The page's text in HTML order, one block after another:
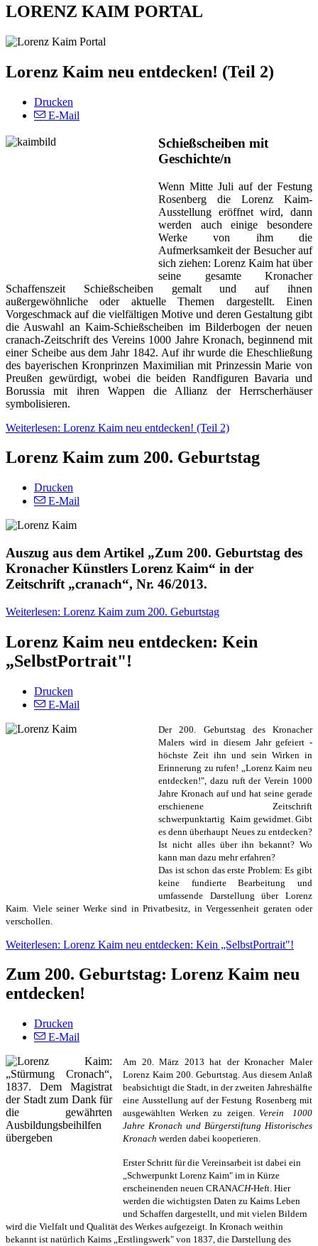
LORENZ KAIM PORTAL
Lorenz Kaim neu entdecken! (Teil 2)
Drucken
E-Mail
Schießscheiben mit
Geschichte/n
Wenn Mitte Juli auf der Festung
Rosenberg die Lorenz Kaim-
Ausstellung eröffnet wird, dann
werden auch einige besondere
Werke von ihm die
Aufmerksamkeit der Besucher auf
sich ziehen: Lorenz Kaim hat über
seine gesamte Kronacher
Schaffenszeit Schießscheiben gemalt und auf ihnen
außergewöhnliche oder aktuelle Themen dargestellt. Einen
Vorgeschmack auf die vielfältigen Motive und deren Gestaltung gibt
die Auswahl an Kaim-Schießscheiben im Bilderbogen der neuen
cranach-Zeitschrift des Vereins 1000 Jahre Kronach, beginnend mit
einer Scheibe aus dem Jahr 1842. Auf ihr wurde die Eheschließung
des bayerischen Kronprinzen Maximilian mit Prinzessin Marie von
Preußen gewürdigt, wobei die beiden Randfiguren Bavaria und
Borussia mit ihren Wappen die Allianz der Herrscherhäuser
symbolisieren.
Weiterlesen: Lorenz Kaim neu entdecken! (Teil 2)
Lorenz Kaim zum 200. Geburtstag
Drucken
E-Mail
Auszug aus dem Artikel „Zum 200. Geburtstag des
Kronacher Künstlers Lorenz Kaim“ in der
Zeitschrift „cranach“, Nr. 46/2013.
Weiterlesen: Lorenz Kaim zum 200. Geburtstag
Lorenz Kaim neu entdecken: Kein
„SelbstPortrait"!
Drucken
E-Mail
Der 200. Geburtstag des Kronacher
Malers wird in diesem Jahr gefeiert -
höchste Zeit ihn und sein Wirken in
Erinnerung zu rufen! „Lorenz Kaim neu
entdecken!", dazu ruft der Verein 1000
Jahre Kronach auf und hat seine gerade
erschienene Zeitschrift
schwerpunktartig Kaim gewidmet. Gibt
es denn überhaupt Neues zu entdecken?
Ist nicht alles über ihn bekannt? Wo
kann man dazu mehr erfahren?
Das ist schon das erste Problem: Es gibt
keine fundierte Bearbeitung und
umfassende Darstellung über Lorenz
Kaim. Viele seiner Werke sind in Privatbesitz, in Vergessenheit geraten oder
verschollen.
Weiterlesen: Lorenz Kaim neu entdecken: Kein „SelbstPortrait"!
Zum 200. Geburtstag: Lorenz Kaim neu
entdecken!
Drucken
E-Mail
Am 20. März 2013 hat der Kronacher Maler
Lorenz Kaim 200. Geburtstag. Aus diesem Anlaß
beabsichtigt die Stadt, in der zweiten Jahreshälfte
eine Ausstellung auf der Festung Rosenberg mit
ausgewählten Werken zu zeigen. Verein 1000
Jahre Kronach und Bürgerstiftung Historisches
Kronach werden dabei kooperieren.
Erster Schritt für die Vereinsarbeit ist dabei ein
„Schwerpunkt Lorenz Kaim" im in Kürze
erscheinenden neuen CRANACH-Heft. Hier
werden die wichtigsten Daten zu Kaims Leben
und Schaffen dargestellt, und mit vielen Bildern
wird die Vielfalt und Qualität des Werkes aufgezeigt. In Kronach weithin
bekannt ist natürlich Kaims „Erstlingswerk" von 1837, die Darstellung des